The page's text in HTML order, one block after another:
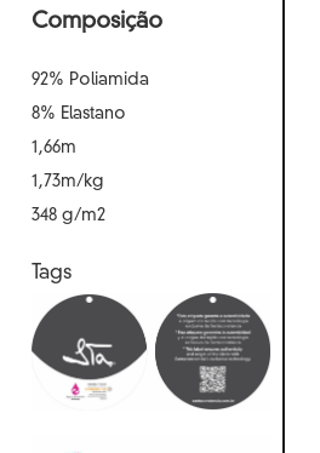
Composição
92% Poliamida
8% Elastano
1,66m
1,73m/kg
348 g/m2
Tags